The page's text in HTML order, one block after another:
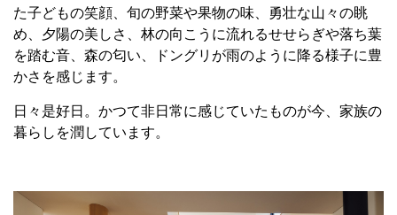
た子どもの笑顔、旬の野菜や果物の味、勇壮な山々の眺
め、夕陽の美しさ、林の向こうに流れるせせらぎや落ち葉
を踏む音、森の匂い、ドングリが雨のように降る様子に豊
かさを感じます。
日々是好日。かつて非日常に感じていたものが今、家族の
暮らしを潤しています。